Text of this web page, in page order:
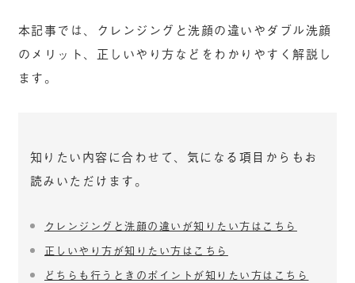
本記事では、クレンジングと洗顔の違いやダブル洗顔
のメリット、正しいやり方などをわかりやすく解説し
ます。
知りたい内容に合わせて、気になる項目からもお
読みいただけます。
クレンジングと洗顔の違いが知りたい方はこちら
正しいやり方が知りたい方はこちら
どちらも行うときのポイントが知りたい方はこちら